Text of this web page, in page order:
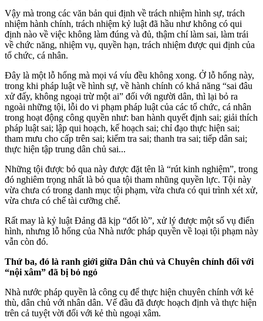
Vậy mà trong các văn bản qui định về trách nhiệm hình sự, trách
nhiệm hành chính, trách nhiệm kỷ luật đã hầu như không có qui
định nào về việc không làm đúng và đủ, thậm chí làm sai, làm trái
về chức năng, nhiệm vụ, quyền hạn, trách nhiệm được qui định của
tổ chức, cá nhân.
Đây là một lỗ hổng mà mọi vá víu đều không xong. Ở lỗ hổng này,
trong khi pháp luật về hình sự, về hành chính có khả năng “sai đâu
xử đấy, không ngoại trừ một ai” đối với người dân, thì lại bỏ ra
ngoài những tội, lỗi do vi phạm pháp luật của các tổ chức, cá nhân
trong hoạt động công quyền như: ban hành quyết định sai; giải thích
pháp luật sai; lập qui hoạch, kế hoạch sai; chỉ đạo thực hiện sai;
tham mưu cho cấp trên sai; kiểm tra sai; thanh tra sai; tiếp dân sai;
thực hiện tập trung dân chủ sai...
Những tội được bỏ qua này được đặt tên là “rút kinh nghiệm”, trong
đó nghiêm trọng nhất là bỏ qua tội tham nhũng quyền lực. Tội này
vừa chưa có trong danh mục tội phạm, vừa chưa có qui trình xét xử,
vừa chưa có chế tài cưỡng chế.
Rất may là kỷ luật Đảng đã kịp “đốt lò”, xử lý được một số vụ điển
hình, nhưng lỗ hổng của Nhà nước pháp quyền về loại tội phạm này
vẫn còn đó.
Thứ ba, đó là ranh giới giữa Dân chủ và Chuyên chính đối với
“nội xâm” đã bị bỏ ngỏ
Nhà nước pháp quyền là công cụ để thực hiện chuyên chính với kẻ
thù, dân chủ với nhân dân. Vế đầu đã được hoạch định và thực hiện
trên cả tuyệt vời đối với kẻ thù ngoại xâm.